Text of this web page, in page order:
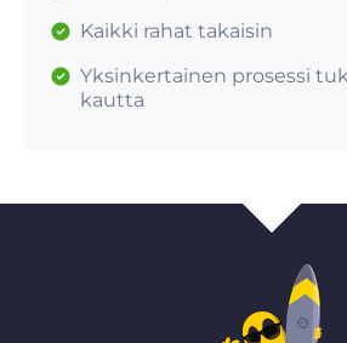
Kaikki rahat takaisin
Yksinkertainen prosessi
kautta